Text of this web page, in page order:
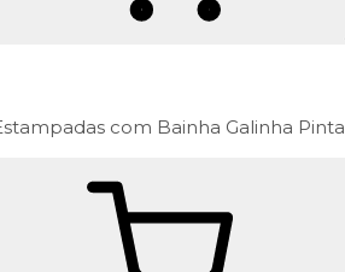
com Bainha Galinha